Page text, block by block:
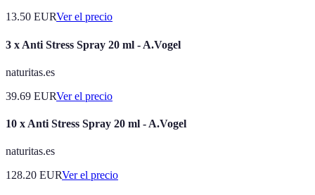
13.50 EURVer el precio
3 x Anti Stress Spray 20 ml - A.Vogel
naturitas.es
39.69 EURVer el precio
10 x Anti Stress Spray 20 ml - A.Vogel
naturitas.es
128.20 EURVer el precio